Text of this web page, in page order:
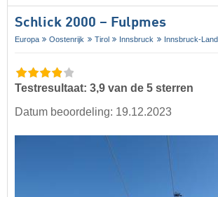
Schlick 2000 – Fulpmes
Europa Oostenrijk Tirol Innsbruck Innsbruck-Land
Testresultaat: 3,9 van de 5 sterren
Datum beoordeling: 19.12.2023